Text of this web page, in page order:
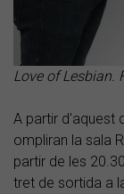
Love of Lesbian.
A partir d'aquest
ompliran la sala
partir de les
tret de sortida a